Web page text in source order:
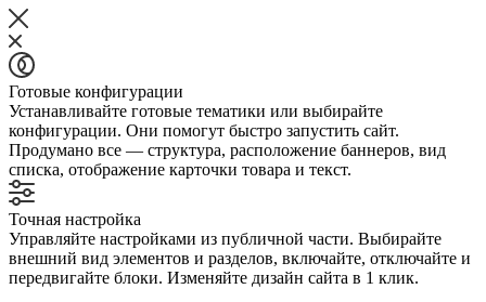
Готовые конфигурации
Устанавливайте готовые тематики или выбирайте
конфигурации. Они помогут быстро запустить сайт.
Продумано все — структура, расположение баннеров, вид
списка, отображение карточки товара и текст.
Точная настройка
Управляйте настройками из публичной части. Выбирайте
внешний вид элементов и разделов, включайте, отключайте и
передвигайте блоки. Изменяйте дизайн сайта в 1 клик.